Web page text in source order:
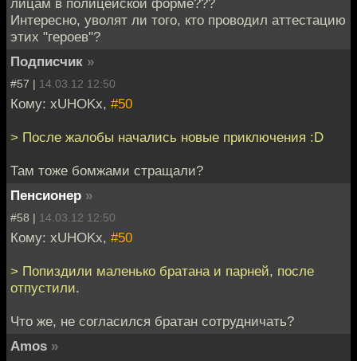
лицам в полицейской форме???
Интересно, уволят ли того, кто проводил аттестацию
этих "героев"?
Подписчик »
#57 | 14.03.12 12:50
Кому: xUHOKx, #50
> После жалобы начались новые приключения :D
Там тоже бомжами стращали?
Пенсионер »
#58 | 14.03.12 12:50
Кому: xUHOKx, #50
> Попиздили маленько братана и парней, после
отпустили.
Что же, не согласился братан сотрудничать?
Amos »